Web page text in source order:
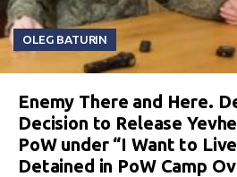
OLEG BATURIN
Enemy There and Here.
Decision to Release
PoW under “I Want to
Detained in PoW Camp